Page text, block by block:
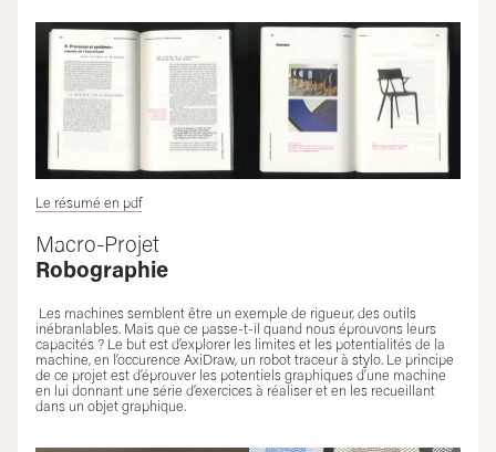
Le résumé en pdf
Macro-Projet
Robographie
Les machines semblent être un exemple de rigueur, des outils
inébranlables. Mais que ce passe-t-il quand nous éprouvons leurs
capacités ? Le but est d’explorer les limites et les potentialités de la
machine, en l’occurence AxiDraw, un robot traceur à stylo. Le principe
de ce projet est d’éprouver les potentiels graphiques d’une machine
en lui donnant une série d’exercices à réaliser et en les recueillant
dans un objet graphique.